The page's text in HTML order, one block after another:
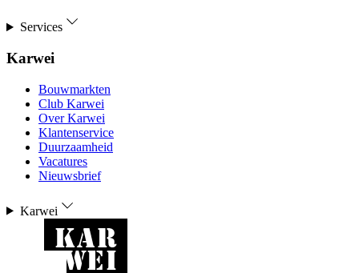
Services
Karwei
Bouwmarkten
Club Karwei
Over Karwei
Klantenservice
Duurzaamheid
Vacatures
Nieuwsbrief
Karwei